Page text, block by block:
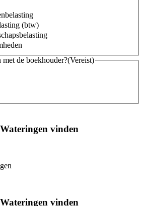
(btw)
de boekhouder?(Vereist)
vinden
vinden